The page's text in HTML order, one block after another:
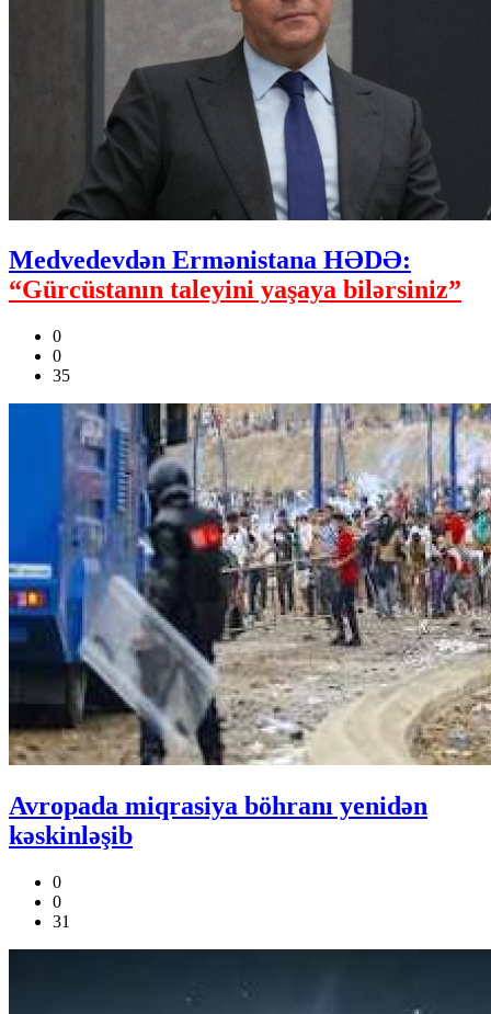
Medvedevdən Ermənistana HƏDƏ:
“Gürcüstanın taleyini yaşaya bilərsiniz”
0
0
35
Avropada miqrasiya böhranı yenidən
kəskinləşib
0
0
31